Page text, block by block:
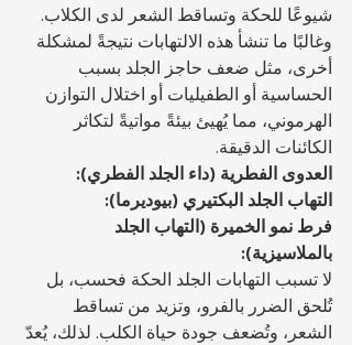
شيوعًا للحكة وتساقط الشعر لدى الكلاب.
وغالبًا ما تنشأ هذه الالتهابات نتيجةً لمشكلة
أخرى، مثل ضعف حاجز الجلد بسبب
الحساسية أو الطفيليات أو اختلال التوازن
الهرموني، مما يُهيئ بيئةً مواتيةً لتكاثر
الكائنات الدقيقة.
العدوى الفطرية (داء الجلد الفطري):
التهاب الجلد البكتيري (بيوديرما):
فرط نمو الخميرة (التهاب الجلد
بالملاسيزية):
لا تسبب التهابات الجلد الحكة فحسب، بل
تُلحق الضرر بالفرو، وتزيد من تساقط
الشعر، وتُضعف جودة حياة الكلب. لذلك، يُعدّ